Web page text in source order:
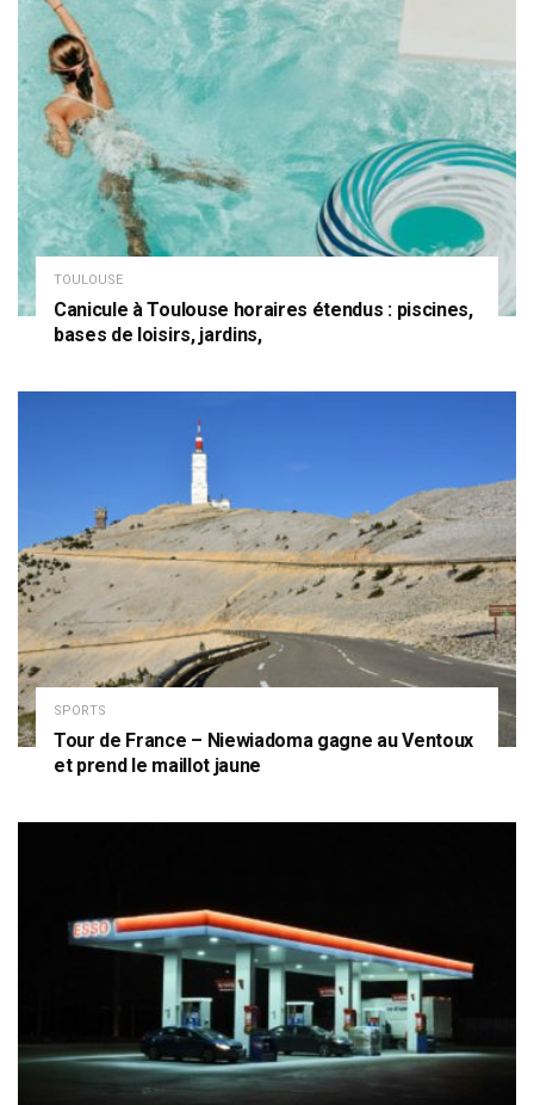
TOULOUSE
Canicule à Toulouse horaires étendus : piscines,
bases de loisirs, jardins,
SPORTS
Tour de France – Niewiadoma gagne au Ventoux
et prend le maillot jaune